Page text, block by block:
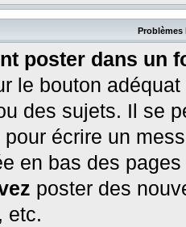
Problèmes
poster dans un
le bouton
des sujets. Il se
pour écrire un
en bas des
poster des
etc.